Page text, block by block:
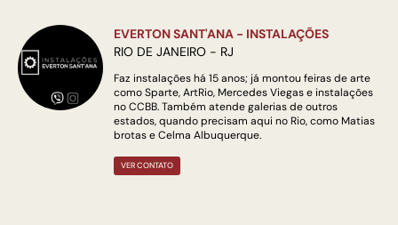
EVERTON SANT'ANA - INSTALAÇÕES
RIO DE JANEIRO - RJ
Faz instalações há 15 anos; já montou feiras de arte
como Sparte, ArtRio, Mercedes Viegas e instalações
no CCBB. Também atende galerias de outros
estados, quando precisam aqui no Rio, como Matias
brotas e Celma Albuquerque.
VER CONTATO